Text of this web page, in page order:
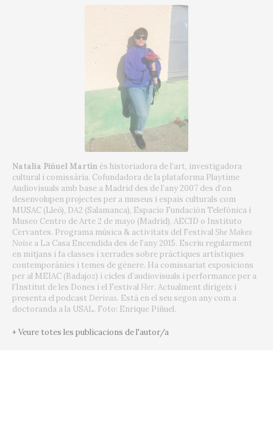
Natalia Piñuel Martín és historiadora de l’art, investigadora
cultural i comissària. Cofundadora de la plataforma Playtime
Audiovisuals amb base a Madrid des de l’any 2007 des d’on
desenvolupen projectes per a museus i espais culturals com
MUSAC (Lleó), DA2 (Salamanca), Espacio Fundación Telefónica i
Museo Centro de Arte 2 de mayo (Madrid), AECID o Instituto
Cervantes. Programa música & activitats del Festival She Makes
Noise a La Casa Encendida des de l’any 2015. Escriu regularment
en mitjans i fa classes i xerrades sobre pràctiques artístiques
contemporànies i temes de gènere. Ha comissariat exposicions
per al MEIAC (Badajoz) i cicles d’audiovisuals i performance per a
l’Institut de les Dones i el Festival Her. Actualment dirigeix i
presenta el podcast Derivas. Està en el seu segon any com a
doctoranda a la USAL. Foto: Enrique Piñuel.
+ Veure totes les publicacions de l'autor/a